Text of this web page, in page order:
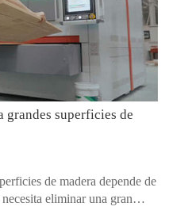
grandes superficies de
de madera depende de
eliminar una gran